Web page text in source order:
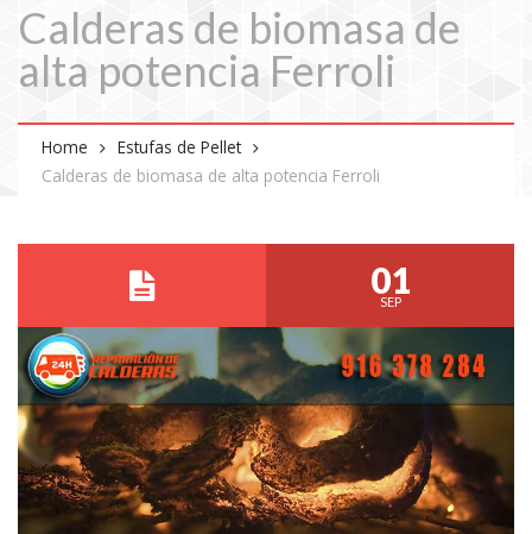
Calderas de biomasa de
alta potencia Ferroli
Home
Estufas de Pellet
Calderas de biomasa de alta potencia Ferroli
01
SEP